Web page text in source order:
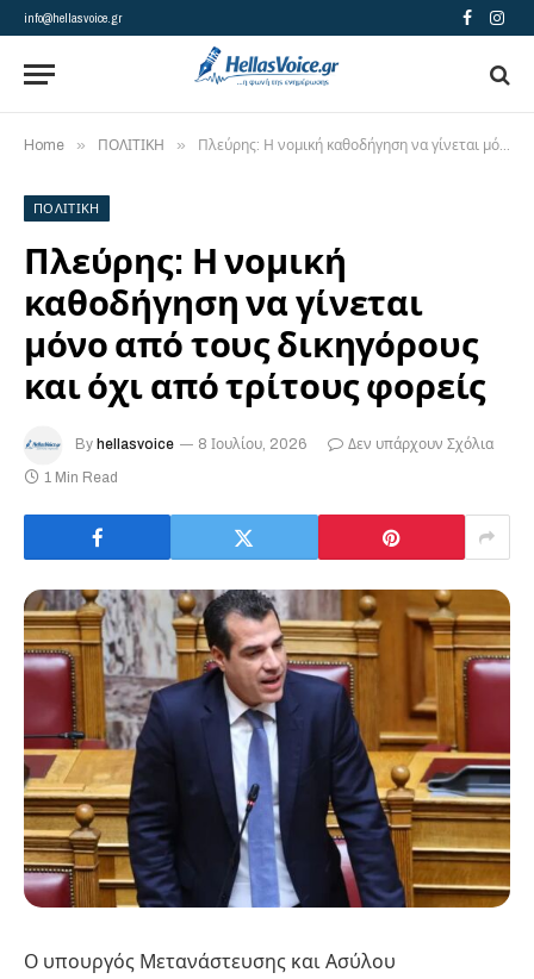
info@hellasvoice.gr Facebook
Home » ΠΟΛΙΤΙΚΗ » Πλεύρης: Η νομική καθοδήγηση να γίνεται μόνο από τους δικηγόρους και όχι από τρίτους φορείς
ΠΟΛΙΤΙΚΗ
Πλεύρης: Η νομική
καθοδήγηση να γίνεται
μόνο από τους δικηγόρους
και όχι από τρίτους φορείς
By hellasvoice 8 Ιουλίου, 2026
Δεν υπάρχουν Σχόλια
1 Min Read
Ο υπουργός Μετανάστευσης και Ασύλου